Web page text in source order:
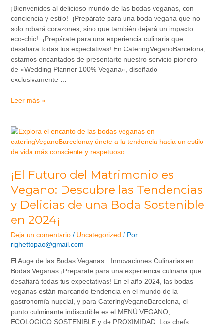
¡Bienvenidos al delicioso mundo de las bodas veganas, con
conciencia y estilo! ¡Prepárate para una boda vegana que no
solo robará corazones, sino que también dejará un impacto
eco-chic! ¡Prepárate para una experiencia culinaria que
desafiará todas tus expectativas! En CateringVeganoBarcelona,
estamos encantados de presentarte nuestro servicio pionero
de «Wedding Planner 100% Vegana«, diseñado
exclusivamente …
Leer más »
¡El Futuro del Matrimonio es
Vegano: Descubre las Tendencias
y Delicias de una Boda Sostenible
en 2024¡
Deja un comentario / Uncategorized / Por
righettopao@gmail.com
El Auge de las Bodas Veganas…Innovaciones Culinarias en
Bodas Veganas ¡Prepárate para una experiencia culinaria que
desafiará todas tus expectativas! En el año 2024, las bodas
veganas están marcando tendencia en el mundo de la
gastronomía nupcial, y para CateringVeganoBarcelona, el
punto culminante indiscutible es el MENÚ VEGANO,
ECOLOGICO SOSTENIBLE y de PROXIMIDAD. Los chefs …